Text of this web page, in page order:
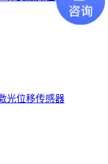
光位移传感器